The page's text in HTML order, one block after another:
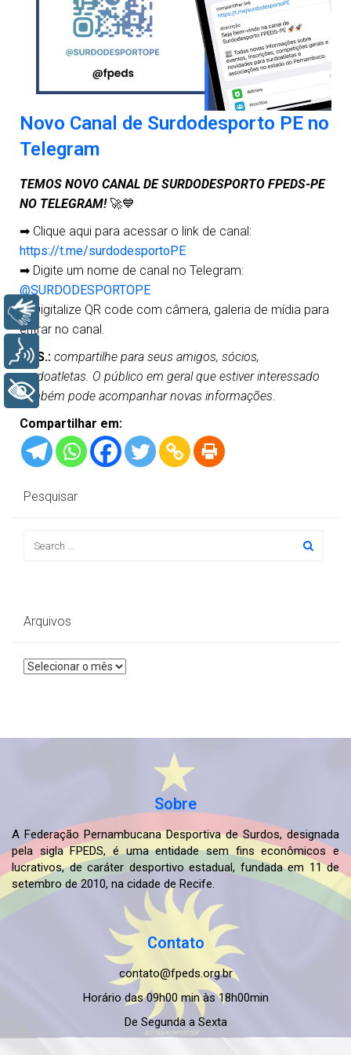
Novo Canal de Surdodesporto PE no
Telegram
TEMOS NOVO CANAL DE SURDODESPORTO FPEDS-PE
NO TELEGRAM!🚀💙
➡ Clique aqui para acessar o link de canal:
https://t.me/surdodesportoPE
➡ Digite um nome de canal no Telegram:
@SURDODESPORTOPE
➡ Digitalize QR code com câmera, galeria de mídia para
entrar no canal.
OBS.: compartilhe para seus amigos, sócios,
surdoatletas. O público em geral que estiver interessado
também pode acompanhar novas informações.
Compartilhar em:
Pesquisar
Arquivos
Arquivos
Sobre
A Federação Pernambucana Desportiva de Surdos, designada
pela sigla FPEDS, é uma entidade sem fins econômicos e
lucrativos, de caráter desportivo estadual, fundada em 11 de
setembro de 2010, na cidade de Recife.
Contato
contato@fpeds.org.br
Horário das 09h00 min às 18h00min
De Segunda a Sexta
Libras
Voz
+ Acessibilidade